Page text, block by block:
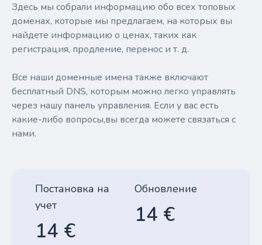
Здесь мы собрали информацию обо всех топовых
доменах, которые мы предлагаем, на которых вы
найдете информацию о ценах, таких как
регистрация, продление, перенос и т. д.
Все наши доменные имена также включают
бесплатный DNS, которым можно легко управлять
через нашу панель управления. Если у вас есть
какие-либо вопросы,вы всегда можете связаться с
нами.
Постановка на
учет
14 €
Обновление
14 €